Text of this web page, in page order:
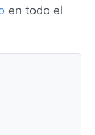
en todo el